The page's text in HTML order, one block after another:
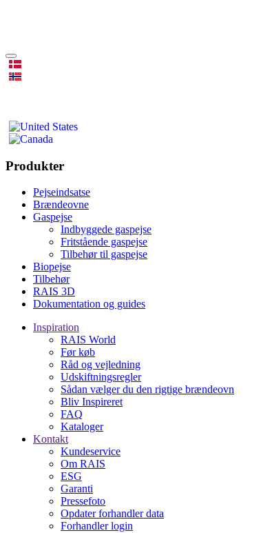
Produkter
Pejseindsatse
Brændeovne
Gaspejse
Indbyggede gaspejse
Fritstående gaspejse
Tilbehør til gaspejse
Biopejse
Tilbehør
RAIS 3D
Dokumentation og guides
Inspiration
RAIS World
Før køb
Råd og vejledning
Udskiftningsregler
Sådan vælger du den rigtige brændeovn
Bliv Inspireret
FAQ
Kataloger
Kontakt
Kundeservice
Om RAIS
ESG
Garanti
Pressefoto
Opdater forhandler data
Forhandler login